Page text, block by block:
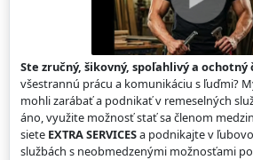
Ste zručný, šikovný, spoľahlivý a ochotný
všestrannú prácu a komunikáciu s ľuďmi?
mohli zarábať a podnikať v remeselných
áno, využite možnosť stať sa členom
siete EXTRA SERVICESa podnikajte v
službách s neobmedzenými možnosťami